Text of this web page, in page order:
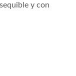
y con